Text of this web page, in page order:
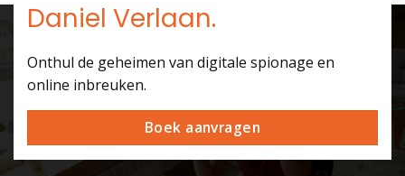
Daniel Verlaan.
Onthul de geheimen van digitale spionage en
online inbreuken.
Boek aanvragen